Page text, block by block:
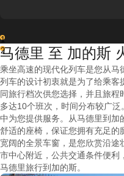
1
2
马德里 至 加的斯
乘坐高速的现代化列车是您从马
列车的设计初衷就是为了给乘客
同旅行档次供您选择，并且旅
多达10个班次，时间分布较广
中为您提供服务。从马德里到加
舒适的座椅，保证您拥有充足
宽阔的全景车窗，是您欣赏沿
市中心附近，公共交通条件便利
马德里旅行到加的斯。